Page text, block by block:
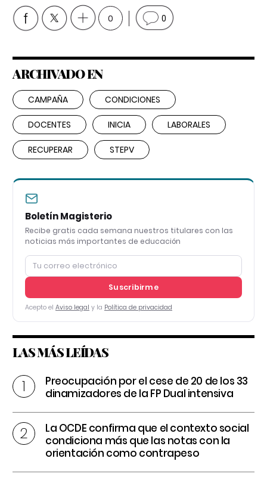
0 0
ARCHIVADO EN
CAMPAÑA CONDICIONES
DOCENTES INICIA LABORALES
RECUPERAR STEPV
Boletín Magisterio
Recibe gratis cada semana nuestros titulares con las
noticias más importantes de educación
Suscribirme
Acepto el Aviso legal y la Política de privacidad
LAS MÁS LEÍDAS
Preocupación por el cese de 20 de los 33
dinamizadores de la FP Dual intensiva
La OCDE confirma que el contexto social
condiciona más que las notas con la
orientación como contrapeso